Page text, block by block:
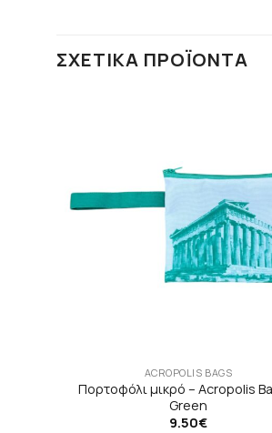
ΣΧΕΤΙΚΆ ΠΡΟΪΌΝΤΑ
ACROPOLIS BAGS
Πορτοφόλι μικρό – Acropolis
Green
9.50€